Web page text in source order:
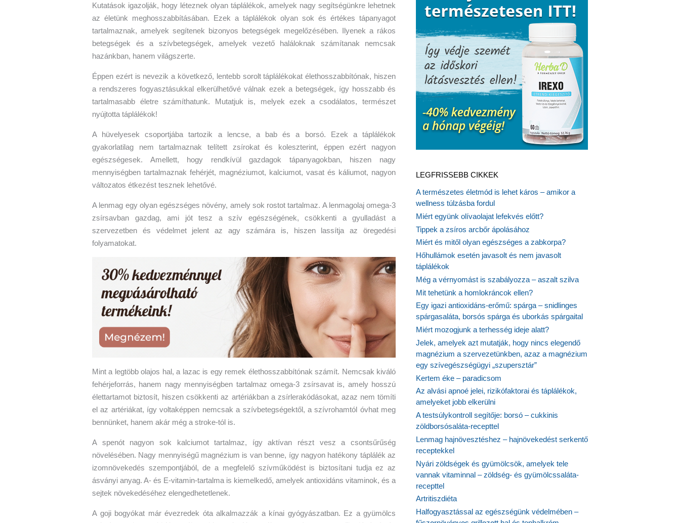
Kutatások igazolják, hogy léteznek olyan táplálékok, amelyek nagy segítségünkre lehetnek
az életünk meghosszabbításában. Ezek a táplálékok olyan sok és értékes tápanyagot
tartalmaznak, amelyek segítenek bizonyos betegségek megelőzésében. Ilyenek a rákos
betegségek és a szívbetegségek, amelyek vezető haláloknak számítanak nemcsak
hazánkban, hanem világszerte.
Éppen ezért is nevezik a következő, lentebb sorolt táplálékokat élethosszabbítónak, hiszen
a rendszeres fogyasztásukkal elkerülhetővé válnak ezek a betegségek, így hosszabb és
tartalmasabb életre számíthatunk. Mutatjuk is, melyek ezek a csodálatos, természet
nyújtotta táplálékok!
A hüvelyesek csoportjába tartozik a lencse, a bab és a borsó. Ezek a táplálékok
gyakorlatilag nem tartalmaznak telített zsírokat és koleszterint, éppen ezért nagyon
egészségesek. Amellett, hogy rendkívül gazdagok tápanyagokban, hiszen nagy
mennyiségben tartalmaznak fehérjét, magnéziumot, kalciumot, vasat és káliumot, nagyon
változatos étkezést tesznek lehetővé.
A lenmag egy olyan egészséges növény, amely sok rostot tartalmaz. A lenmagolaj omega-3
zsírsavban gazdag, ami jót tesz a szív egészségének, csökkenti a gyulladást a
szervezetben és védelmet jelent az agy számára is, hiszen lassítja az öregedési
folyamatokat.
Mint a legtöbb olajos hal, a lazac is egy remek élethosszabbítónak számít. Nemcsak kiváló
fehérjeforrás, hanem nagy mennyiségben tartalmaz omega-3 zsírsavat is, amely hosszú
élettartamot biztosít, hiszen csökkenti az artériákban a zsírlerakódásokat, azaz nem tömíti
el az artériákat, így voltaképpen nemcsak a szívbetegségektől, a szívrohamtól óvhat meg
bennünket, hanem akár még a stroke-tól is.
A spenót nagyon sok kalciumot tartalmaz, így aktívan részt vesz a csontsűrűség
növelésében. Nagy mennyiségű magnézium is van benne, így nagyon hatékony táplálék az
izomnövekedés szempontjából, de a megfelelő szívműködést is biztosítani tudja ez az
ásványi anyag. A- és E-vitamin-tartalma is kiemelkedő, amelyek antioxidáns vitaminok, és a
sejtek növekedéséhez elengedhetetlenek.
A goji bogyókat már évezredek óta alkalmazzák a kínai gyógyászatban. Ez a gyümölcs
LEGFRISSEBB CIKKEK
A természetes életmód is lehet káros – amikor a
wellness túlzásba fordul
Miért együnk olívaolajat lefekvés előtt?
Tippek a zsíros arcbőr ápolásához
Miért és mitől olyan egészséges a zabkorpa?
Hőhullámok esetén javasolt és nem javasolt
táplálékok
Még a vérnyomást is szabályozza – aszalt szilva
Mit tehetünk a homlokráncok ellen?
Egy igazi antioxidáns-erőmű: spárga – snidlinges
spárgasaláta, borsós spárga és uborkás spárgaital
Miért mozogjunk a terhesség ideje alatt?
Jelek, amelyek azt mutatják, hogy nincs elegendő
magnézium a szervezetünkben, azaz a magnézium
egy szívegészségügyi „szupersztár”
Kertem éke – paradicsom
Az alvási apnoé jelei, rizikófaktorai és táplálékok,
amelyeket jobb elkerülni
A testsúlykontroll segítője: borsó – cukkinis
zöldborsósaláta-recepttel
Lenmag hajnövesztéshez – hajnövekedést serkentő
receptekkel
Nyári zöldségek és gyümölcsök, amelyek tele
vannak vitaminnal – zöldség- és gyümölcssaláta-
recepttel
Artritiszdiéta
Halfogyasztással az egészségünk védelmében –